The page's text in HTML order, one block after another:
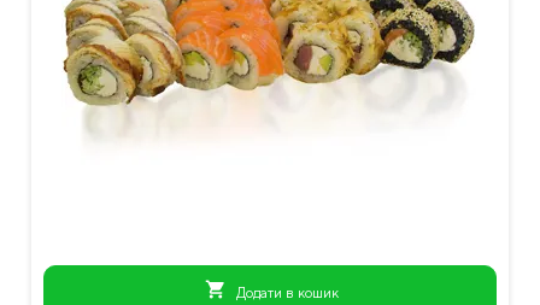
shopping_cart Додати в кошик